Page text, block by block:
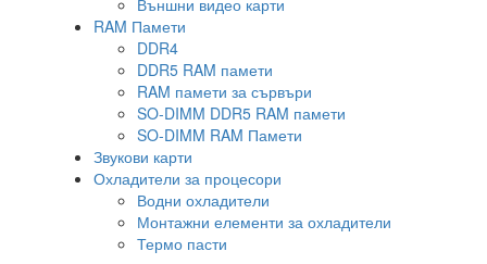
Външни видео карти
RAM Памети
DDR4
DDR5 RAM памети
RAM памети за сървъри
SO-DIMM DDR5 RAM памети
SO-DIMM RAM Памети
Звукови карти
Охладители за процесори
Водни охладители
Монтажни елементи за охладители
Термо пасти